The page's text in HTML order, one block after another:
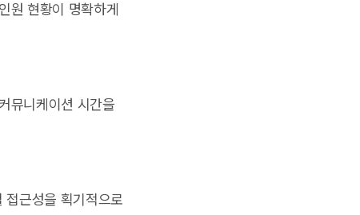
원 현황이 명확하게
뮤니케이션 시간을
근성을 획기적으로